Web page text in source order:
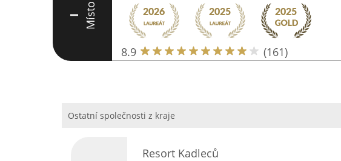
I Místo
8.9 (161)
Ostatní společnosti z kraje
Resort Kadleců